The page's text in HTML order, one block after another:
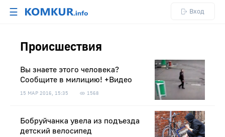
☰ Вход
Происшествия
Вы знаете этого человека?
Сообщите в милицию! +Видео
15 МАР 2016, 15:35 1568
Бобруйчанка увела из подъезда
детский велосипед